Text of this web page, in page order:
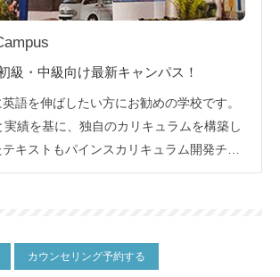
級・中級向け最新キャンパス！
語を伸ばしたい方にお勧めの学校です。
実績を基に、独自のカリキュラムを構築し
キストもパインスカリキュラム開発チー
ジナルの教材を使用し、短期間で効果の
カウンセリング予約する